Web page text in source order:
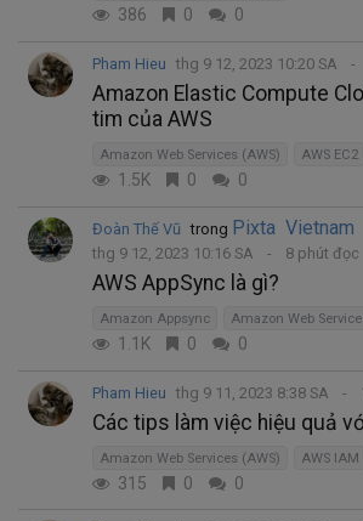
386 0 0
Pham Hieu thg 9 12, 2023 10:20 SA
Amazon Elastic Compute
tim của AWS
Amazon Web Services (AWS) AWS EC2
1.5K 0 0
Đoàn Thế Vũ trong Pixta Vietnam
thg 9 12, 2023 10:16 SA 8 phút đọc
AWS AppSync là gì?
Amazon Appsync Amazon Web
1.1K 0 0
Pham Hieu thg 9 11, 2023 8:38 SA
Các tips làm việc hiệu quả
Amazon Web Services (AWS) AWS IAM
315 0 0